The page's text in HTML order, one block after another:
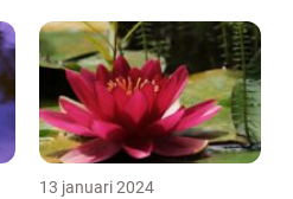
13 januari 2024